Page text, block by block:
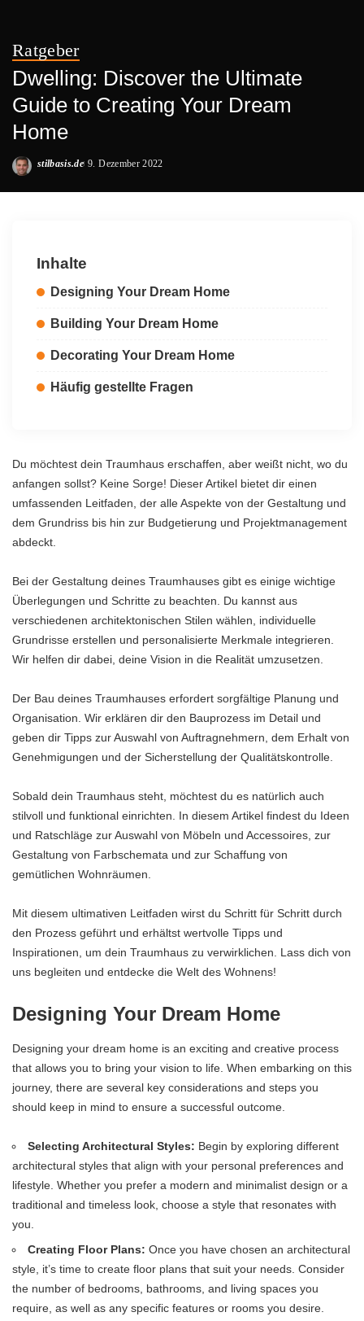
Ratgeber
Dwelling: Discover the Ultimate
Guide to Creating Your Dream
Home
Posted
stilbasis.de 9. Dezember 2022
Inhalte
Designing Your Dream Home
Building Your Dream Home
Decorating Your Dream Home
Häufig gestellte Fragen
Du möchtest dein Traumhaus erschaffen, aber weißt nicht, wo du
anfangen sollst? Keine Sorge! Dieser Artikel bietet dir einen
umfassenden Leitfaden, der alle Aspekte von der Gestaltung und
dem Grundriss bis hin zur Budgetierung und Projektmanagement
abdeckt.
Bei der Gestaltung deines Traumhauses gibt es einige wichtige
Überlegungen und Schritte zu beachten. Du kannst aus
verschiedenen architektonischen Stilen wählen, individuelle
Grundrisse erstellen und personalisierte Merkmale integrieren.
Wir helfen dir dabei, deine Vision in die Realität umzusetzen.
Der Bau deines Traumhauses erfordert sorgfältige Planung und
Organisation. Wir erklären dir den Bauprozess im Detail und
geben dir Tipps zur Auswahl von Auftragnehmern, dem Erhalt von
Genehmigungen und der Sicherstellung der Qualitätskontrolle.
Sobald dein Traumhaus steht, möchtest du es natürlich auch
stilvoll und funktional einrichten. In diesem Artikel findest du Ideen
und Ratschläge zur Auswahl von Möbeln und Accessoires, zur
Gestaltung von Farbschemata und zur Schaffung von
gemütlichen Wohnräumen.
Mit diesem ultimativen Leitfaden wirst du Schritt für Schritt durch
den Prozess geführt und erhältst wertvolle Tipps und
Inspirationen, um dein Traumhaus zu verwirklichen. Lass dich von
uns begleiten und entdecke die Welt des Wohnens!
Designing Your Dream Home
Designing your dream home is an exciting and creative process
that allows you to bring your vision to life. When embarking on this
journey, there are several key considerations and steps you
should keep in mind to ensure a successful outcome.
Selecting Architectural Styles: Begin by exploring different
architectural styles that align with your personal preferences and
lifestyle. Whether you prefer a modern and minimalist design or a
traditional and timeless look, choose a style that resonates with
you.
Creating Floor Plans: Once you have chosen an architectural
style, it’s time to create floor plans that suit your needs. Consider
the number of bedrooms, bathrooms, and living spaces you
require, as well as any specific features or rooms you desire.